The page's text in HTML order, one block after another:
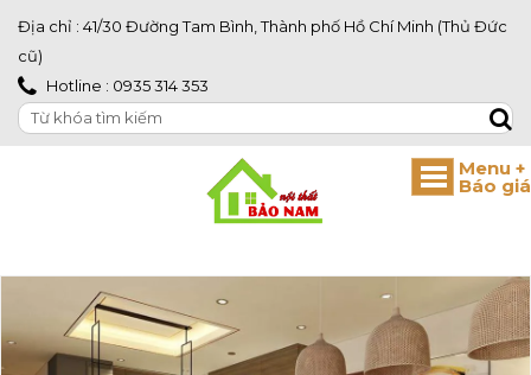
Địa chỉ : 41/30 Đường Tam Bình, Thành phố Hồ Chí Minh (Thủ Đức
cũ)
Hotline : 0935 314 353